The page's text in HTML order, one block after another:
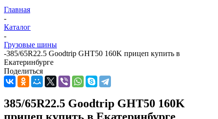
Главная
-
Каталог
-
Грузовые шины
-385/65R22.5 Goodtrip GHT50 160K прицеп купить в
Екатеринбурге
Поделиться
385/65R22.5 Goodtrip GHT50 160K